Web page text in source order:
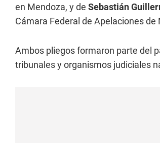
en Mendoza, y de Sebastián
Cámara Federal de Apelaciones de
Ambos pliegos formaron parte del
tribunales y organismos judiciales